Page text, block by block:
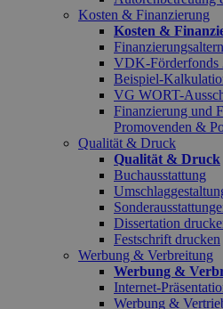
Kosten & Finanzierung
Kosten &
VDK-Förderfonds
Beispiel-
VG WORT-
Finanzierung und
Promovenden &
Qualität & Druck
Qualität & Druck
Buchausstattung
Dissertation
Festschrift drucken
Werbung & Verbreitung
Werbung &
Internet-
Werbung &